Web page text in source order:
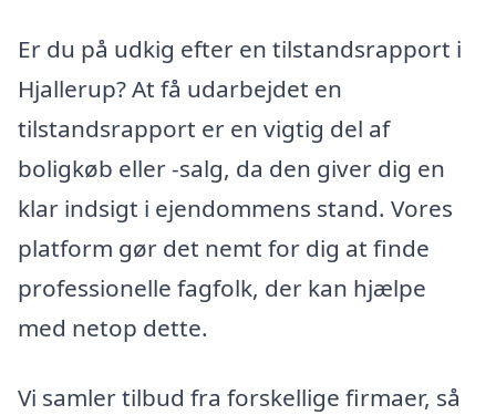
Er du på udkig efter en tilstandsrapport i
Hjallerup? At få udarbejdet en
tilstandsrapport er en vigtig del af
boligkøb eller -salg, da den giver dig en
klar indsigt i ejendommens stand. Vores
platform gør det nemt for dig at finde
professionelle fagfolk, der kan hjælpe
med netop dette.
Vi samler tilbud fra forskellige firmaer, så